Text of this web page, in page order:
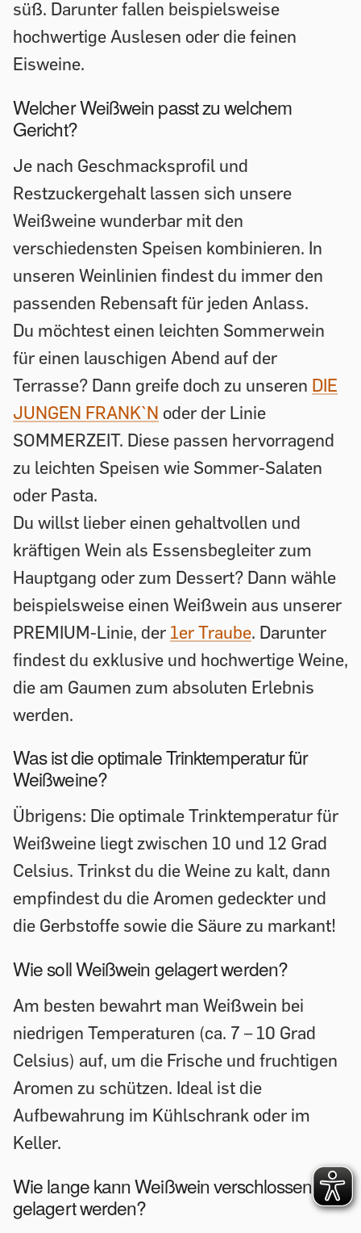
süß. Darunter fallen beispielsweise
hochwertige Auslesen oder die feinen
Eisweine.
Welcher Weißwein passt zu welchem
Gericht?
Je nach Geschmacksprofil und
Restzuckergehalt lassen sich unsere
Weißweine wunderbar mit den
verschiedensten Speisen kombinieren. In
unseren Weinlinien findest du immer den
passenden Rebensaft für jeden Anlass.
Du möchtest einen leichten Sommerwein
für einen lauschigen Abend auf der
Terrasse? Dann greife doch zu unseren DIE
JUNGEN FRANK`N oder der Linie
SOMMERZEIT. Diese passen hervorragend
zu leichten Speisen wie Sommer-Salaten
oder Pasta.
Du willst lieber einen gehaltvollen und
kräftigen Wein als Essensbegleiter zum
Hauptgang oder zum Dessert? Dann wähle
beispielsweise einen Weißwein aus unserer
PREMIUM-Linie, der 1er Traube. Darunter
findest du exklusive und hochwertige Weine,
die am Gaumen zum absoluten Erlebnis
werden.
Was ist die optimale Trinktemperatur für
Weißweine?
Übrigens: Die optimale Trinktemperatur für
Weißweine liegt zwischen 10 und 12 Grad
Celsius. Trinkst du die Weine zu kalt, dann
empfindest du die Aromen gedeckter und
die Gerbstoffe sowie die Säure zu markant!
Wie soll Weißwein gelagert werden?
Am besten bewahrt man Weißwein bei
niedrigen Temperaturen (ca. 7 – 10 Grad
Celsius) auf, um die Frische und fruchtigen
Aromen zu schützen. Ideal ist die
Aufbewahrung im Kühlschrank oder im
Keller.
Wie lange kann Weißwein verschlossen
gelagert werden?